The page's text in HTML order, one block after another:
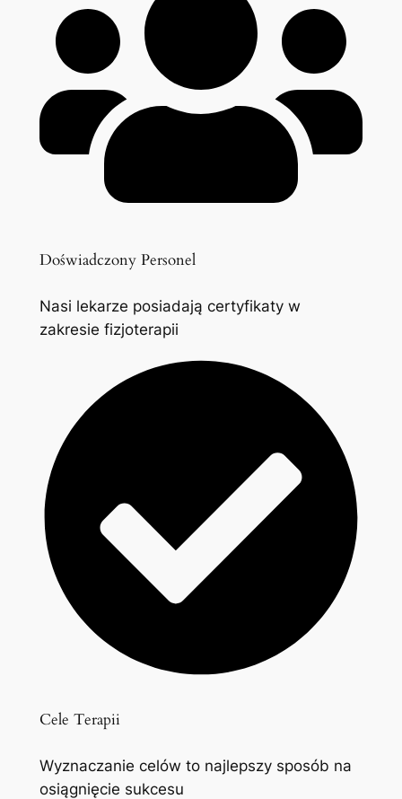
Doświadczony Personel
Nasi lekarze posiadają certyfikaty w
zakresie fizjoterapii
Cele Terapii
Wyznaczanie celów to najlepszy sposób na
osiągnięcie sukcesu